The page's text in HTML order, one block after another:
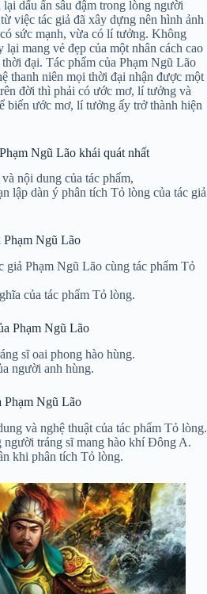
dấu ấn sâu đậm trong lòng người
việc tác giả đã xây dựng nên hình ảnh
sức mạnh, vừa có lí tưởng. Không
mang vẻ đẹp của một nhân cách cao
đại. Tác phẩm của Phạm Ngũ Lão
thanh niên mọi thời đại nhận được một
đời thì phải có ước mơ, lí tưởng và
biến ước mơ, lí tưởng ấy trở thành hiện
Ngũ Lão khái quát nhất
nội dung của tác phẩm,
dàn ý phân tích Tỏ lòng của tác giả
Phạm Ngũ Lão
giả Phạm Ngũ Lão cùng tác phẩm Tỏ
của tác phẩm Tỏ lòng.
Phạm Ngũ Lão
sĩ oai phong hào hùng.
người anh hùng.
Phạm Ngũ Lão
và nghệ thuật của tác phẩm Tỏ lòng.
tráng sĩ mang hào khí Đông A.
khi phân tích Tỏ lòng.